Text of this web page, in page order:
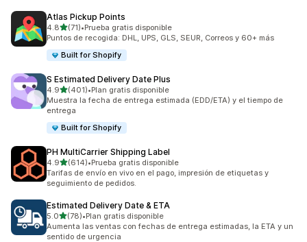
Atlas Pickup Points
4.8de 5 estrellas
(71)
71 reseñas en total
•Prueba gratis disponible
Puntos de recogida: DHL, UPS, GLS, SEUR, Correos y 60+ más
Built for Shopify
S Estimated Delivery Date Plus
4.9de 5 estrellas
(401)
401 reseñas en total
•Plan gratis disponible
Muestra la fecha de entrega estimada (EDD/ETA) y el tiempo de
entrega
Built for Shopify
PH MultiCarrier Shipping Label
4.9de 5 estrellas
(614)
614 reseñas en total
•Prueba gratis disponible
Tarifas de envío en vivo en el pago, impresión de etiquetas y
seguimiento de pedidos.
Estimated Delivery Date & ETA
5.0de 5 estrellas
(78)
78 reseñas en total
•Plan gratis disponible
Aumenta las ventas con fechas de entrega estimadas, la ETA y un
sentido de urgencia